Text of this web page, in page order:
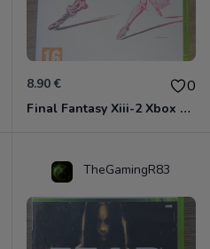
8.90 € 0
Final Fantasy Xiii-2 Xbox 360
TheGamingR83